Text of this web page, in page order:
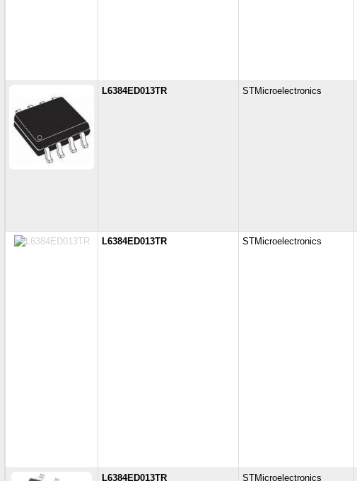
L6384ED013TR STMicroelectronics
L6384ED013TR STMicroelectronics
L6384ED013TR STMicroelectronics